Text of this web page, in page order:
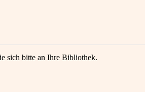
sich bitte an Ihre Bibliothek.